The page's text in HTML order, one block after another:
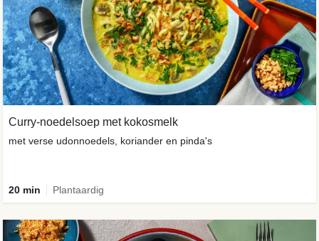
Curry-noedelsoep met kokosmelk
met verse udonnoedels, koriander en pinda's
20 min Plantaardig